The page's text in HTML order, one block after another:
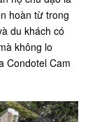
hoàn từ trong
du khách có
không lo
Condotel Cam